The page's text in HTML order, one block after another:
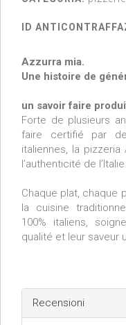
ID
Azzurra mia.
Une histoire de
un savoir faire
Forte de plusieurs
faire certifié par de
italiennes, la pizzeria
l’authenticité de l’Italie.
Chaque plat, chaque
la cuisine
100% italiens,
qualité et leur saveur
Recensioni